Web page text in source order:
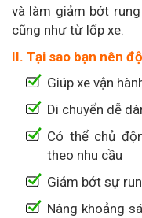
và làm giảm bớt
cũng như từ lốp xe.
II. Tại sao bạn nên
Giúp xe vận
Di chuyển dễ
Có thể chủ
theo nhu cầu
Giảm bớt sự
Nâng khoảng